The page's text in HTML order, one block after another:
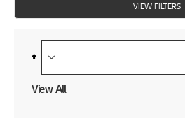
VIEW FILTERS
Set
DirectionView All